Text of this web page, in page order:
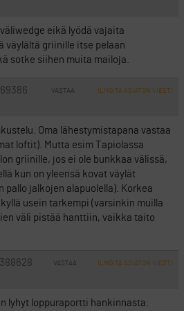
eikä lyödä vajaita
väylältä griinille itse pelaan
sotke siihen muita mailoja.
VASTAA ILMOITA ASIATON VIESTI
Oma lähestymistapana vastaa
loftit). Mutta esim Tapiolassa
griinille, jos ei ole bunkkaa välissä,
kun on yleensä kovat väylät
pallo jalkojen alapuolella). Korkea
usein tarkempi (varsinkin muilla
väli pistää hanttiin, vaikka taito
VASTAA ILMOITA ASIATON VIESTI
lyhyt loppuraportti hankinnasta.